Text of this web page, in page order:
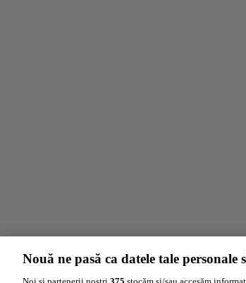
Nouă ne pasă ca datele tale